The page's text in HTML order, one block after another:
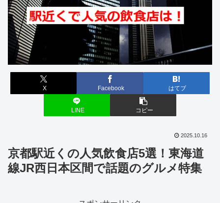
X Facebook はてブ
LINE コピー
2025.10.16
京都駅近くの人気飲食店5選！東海道
線JR西日本区間で話題のグルメ特集